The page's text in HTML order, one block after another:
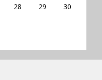
28 29 30